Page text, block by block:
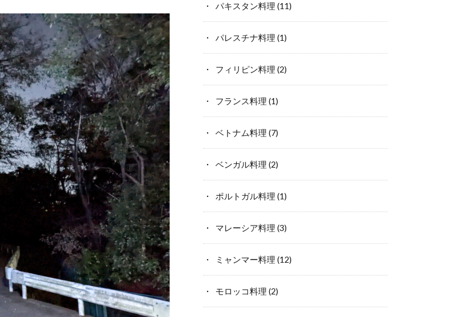
パキスタン料理 (11)
パレスチナ料理 (1)
フィリピン料理 (2)
フランス料理 (1)
ベトナム料理 (7)
ベンガル料理 (2)
ポルトガル料理 (1)
マレーシア料理 (3)
ミャンマー料理 (12)
モロッコ料理 (2)